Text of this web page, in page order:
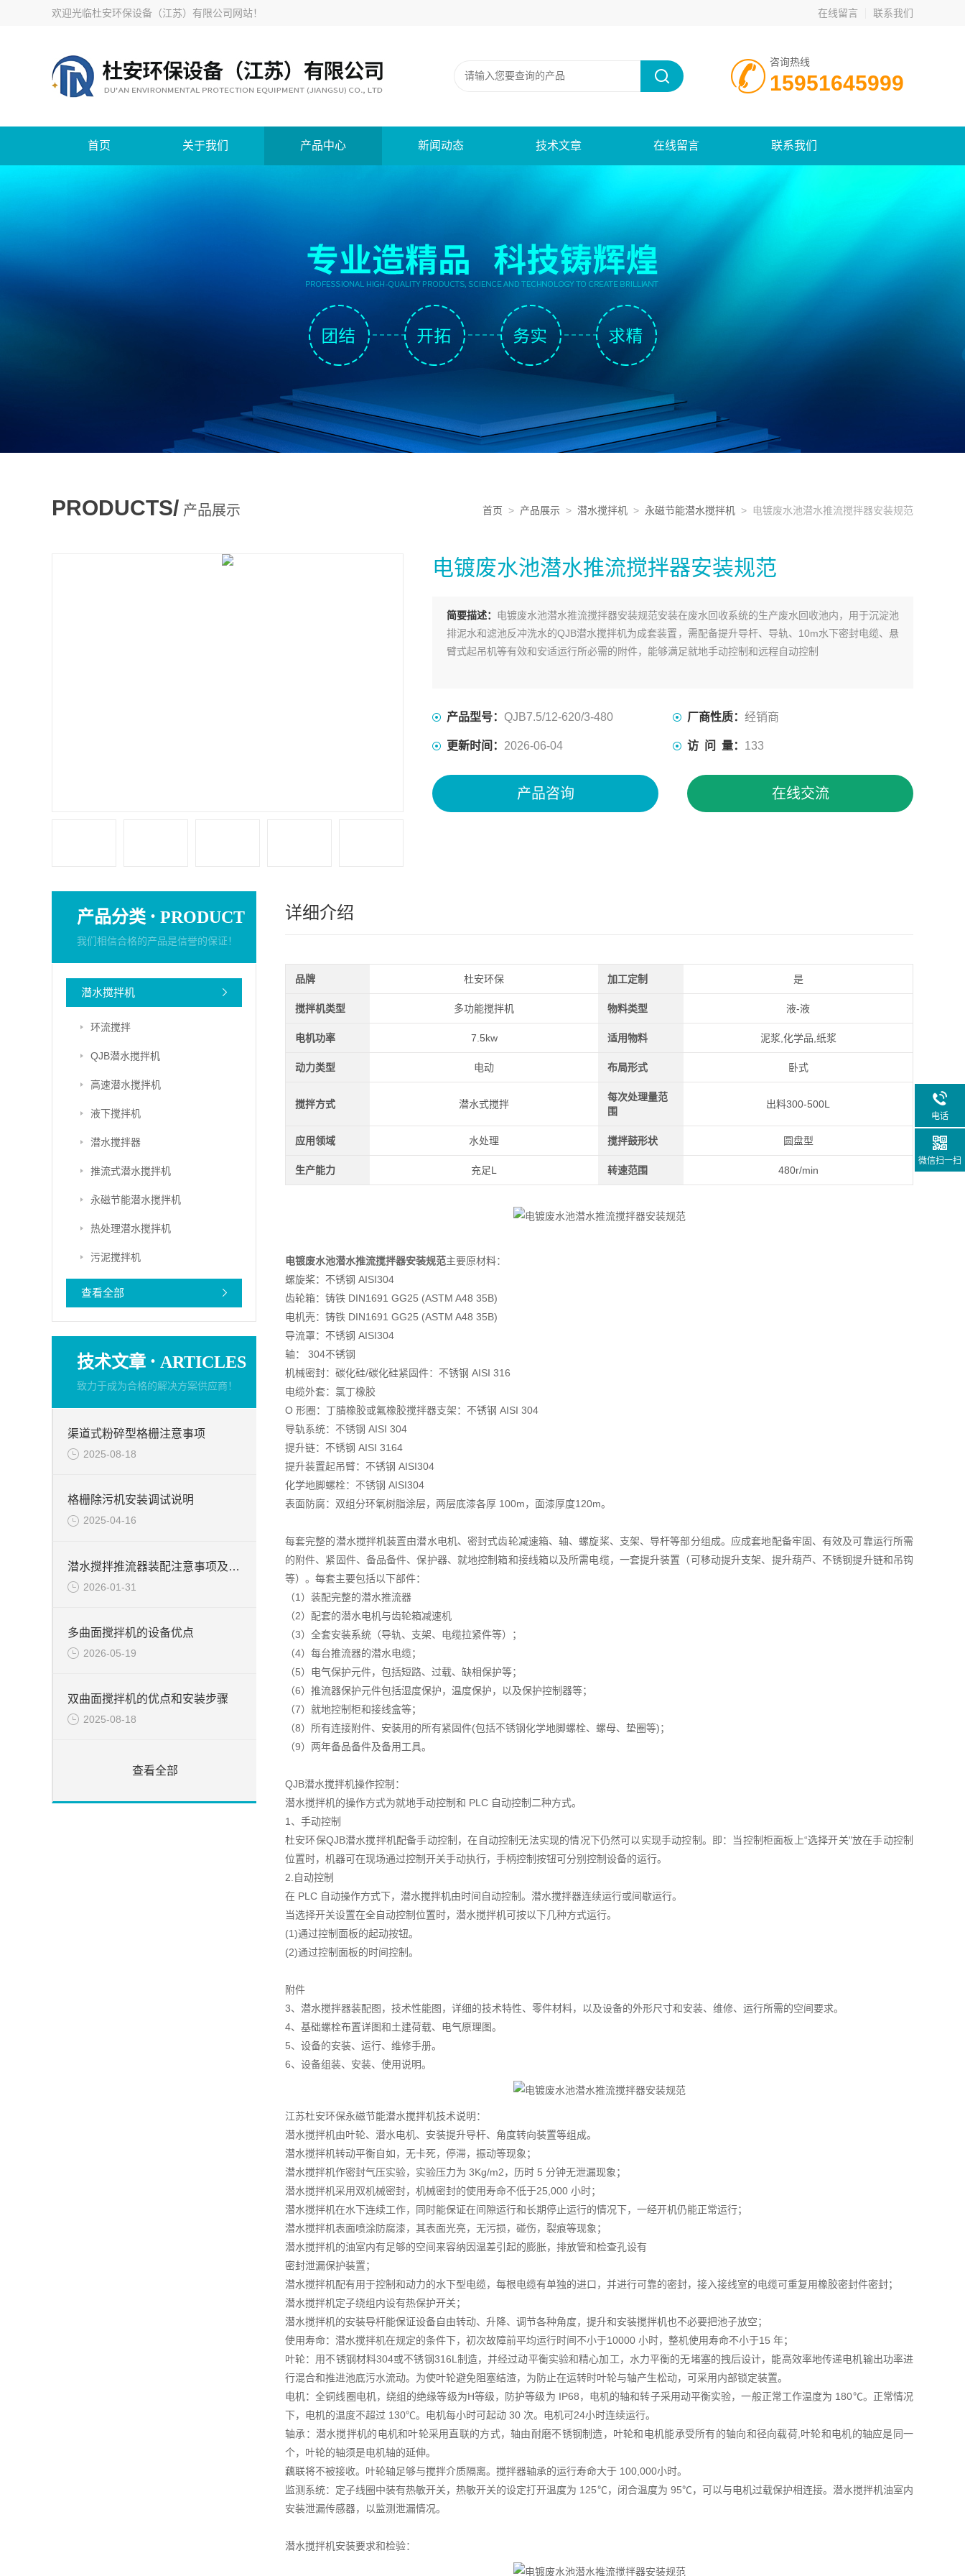
欢迎光临杜安环保设备（江苏）有限公司网站！ 在线留言 联系我们
咨询热线
15951645999
首页 关于我们 产品中心 新闻动态 技术文章 在线留言 联系我们
PRODUCTS/ 产品展示 首页 > 产品展示 > 潜水搅拌机 > 永磁节能潜水搅拌机 > 电镀废水池潜水推流搅拌器安装规范
电镀废水池潜水推流搅拌器安装规范
简要描述： 电镀废水池潜水推流搅拌器安装规范安装在废水回收系统的生产废水回收池内，用于沉淀池
排泥水和滤池反冲洗水的QJB潜水搅拌机为成套装置，需配备提升导杆、导轨、10m水下密封电缆、悬
臂式起吊机等有效和安适运行所必需的附件，能够满足就地手动控制和远程自动控制
产品型号： QJB7.5/12-620/3-480 厂商性质： 经销商
更新时间： 2026-06-04 访 问 量： 133
产品咨询 在线交流
产品分类 · PRODUCT
我们相信合格的产品是信誉的保证！
潜水搅拌机
环流搅拌
QJB潜水搅拌机
高速潜水搅拌机
液下搅拌机
潜水搅拌器
推流式潜水搅拌机
永磁节能潜水搅拌机
热处理潜水搅拌机
污泥搅拌机
查看全部
技术文章 · ARTICLES
致力于成为合格的解决方案供应商！
渠道式粉碎型格栅注意事项
2025-08-18
格栅除污机安装调试说明
2025-04-16
潜水搅拌推流器装配注意事项及安装尺寸分享
2026-01-31
多曲面搅拌机的设备优点
2026-05-19
双曲面搅拌机的优点和安装步骤
2025-08-18
查看全部
详细介绍
品牌 杜安环保 加工定制 是
搅拌机类型 多功能搅拌机 物料类型 液-液
电机功率 7.5kw 适用物料 泥浆,化学品,纸浆
动力类型 电动 布局形式 卧式
搅拌方式 潜水式搅拌
每次处理量范
围
出料300-500L
应用领域 水处理 搅拌鼓形状 圆盘型
生产能力 充足L 转速范围 480r/min
电镀废水池潜水推流搅拌器安装规范主要原材料：
螺旋桨：不锈钢 AISI304
齿轮箱：铸铁 DIN1691 GG25 (ASTM A48 35B)
电机壳：铸铁 DIN1691 GG25 (ASTM A48 35B)
导流罩：不锈钢 AISI304
轴： 304不锈钢
机械密封：碳化硅/碳化硅紧固件：不锈钢 AISI 316
电缆外套：氯丁橡胶
O 形圈：丁腈橡胶或氟橡胶搅拌器支架：不锈钢 AISI 304
导轨系统：不锈钢 AISI 304
提升链：不锈钢 AISI 3164
提升装置起吊臂：不锈钢 AISI304
化学地脚螺栓：不锈钢 AISI304
表面防腐：双组分环氧树脂涂层，两层底漆各厚 100m，面漆厚度120m。
每套完整的潜水搅拌机装置由潜水电机、密封式齿轮减速箱、轴、螺旋桨、支架、导杆等部分组成。应成套地配备牢固、有效及可靠运行所需
的附件、紧固件、备品备件、保护器、就地控制箱和接线箱以及所需电缆，一套提升装置（可移动提升支架、提升葫芦、不锈钢提升链和吊钩
等）。每套主要包括以下部件：
（1）装配完整的潜水推流器
（2）配套的潜水电机与齿轮箱减速机
（3）全套安装系统（导轨、支架、电缆拉紧件等）；
（4）每台推流器的潜水电缆；
（5）电气保护元件，包括短路、过载、缺相保护等；
（6）推流器保护元件包括湿度保护，温度保护，以及保护控制器等；
（7）就地控制柜和接线盒等；
（8）所有连接附件、安装用的所有紧固件(包括不锈钢化学地脚螺栓、螺母、垫圈等)；
（9）两年备品备件及备用工具。
QJB潜水搅拌机操作控制：
潜水搅拌机的操作方式为就地手动控制和 PLC 自动控制二种方式。
1、手动控制
杜安环保QJB潜水搅拌机配备手动控制，在自动控制无法实现的情况下仍然可以实现手动控制。即：当控制柜面板上“选择开关"放在手动控制
位置时，机器可在现场通过控制开关手动执行，手柄控制按钮可分别控制设备的运行。
2.自动控制
在 PLC 自动操作方式下，潜水搅拌机由时间自动控制。潜水搅拌器连续运行或间歇运行。
当选择开关设置在全自动控制位置时，潜水搅拌机可按以下几种方式运行。
(1)通过控制面板的起动按钮。
(2)通过控制面板的时间控制。
附件
3、潜水搅拌器装配图，技术性能图，详细的技术特性、零件材料，以及设备的外形尺寸和安装、维修、运行所需的空间要求。
4、基础螺栓布置详图和土建荷载、电气原理图。
5、设备的安装、运行、维修手册。
6、设备组装、安装、使用说明。
江苏杜安环保永磁节能潜水搅拌机技术说明：
潜水搅拌机由叶轮、潜水电机、安装提升导杆、角度转向装置等组成。
潜水搅拌机转动平衡自如，无卡死，停滞，振动等现象；
潜水搅拌机作密封气压实验，实验压力为 3Kg/m2，历时 5 分钟无泄漏现象；
潜水搅拌机采用双机械密封，机械密封的使用寿命不低于25,000 小时；
潜水搅拌机在水下连续工作，同时能保证在间隙运行和长期停止运行的情况下，一经开机仍能正常运行；
潜水搅拌机表面喷涂防腐漆，其表面光亮，无污损，碰伤，裂痕等现象；
潜水搅拌机的油室内有足够的空间来容纳因温差引起的膨胀，排放管和检查孔设有
密封泄漏保护装置；
潜水搅拌机配有用于控制和动力的水下型电缆，每根电缆有单独的进口，并进行可靠的密封，接入接线室的电缆可重复用橡胶密封件密封；
潜水搅拌机定子绕组内设有热保护开关；
潜水搅拌机的安装导杆能保证设备自由转动、升降、调节各种角度，提升和安装搅拌机也不必要把池子放空；
使用寿命：潜水搅拌机在规定的条件下，初次故障前平均运行时间不小于10000 小时，整机使用寿命不小于15 年；
叶轮：用不锈钢材料304或不锈钢316L制造，并经过动平衡实验和精心加工，水力平衡的无堵塞的拽后设计，能高效率地传递电机输出功率进
行混合和推进池底污水流动。为使叶轮避免阻塞结渣，为防止在运转时叶轮与轴产生松动，可采用内部锁定装置。
电机：全铜线圈电机，绕组的绝缘等级为H等级，防护等级为 IP68，电机的轴和转子采用动平衡实验，一般正常工作温度为 180℃。正常情况
下，电机的温度不超过 130℃。电机每小时可起动 30 次。电机可24小时连续运行。
轴承：潜水搅拌机的电机和叶轮采用直联的方式，轴由耐磨不锈钢制造，叶轮和电机能承受所有的轴向和径向载荷,叶轮和电机的轴应是同一
个，叶轮的轴须是电机轴的延伸。
藕联将不被接收。叶轮轴足够与搅拌介质隔离。搅拌器轴承的运行寿命大于 100,000小时。
监测系统：定子线圈中装有热敏开关，热敏开关的设定打开温度为 125℃，闭合温度为 95℃，可以与电机过载保护相连接。潜水搅拌机油室内
安装泄漏传感器，以监测泄漏情况。
潜水搅拌机安装要求和检验：
电话
微信扫一扫